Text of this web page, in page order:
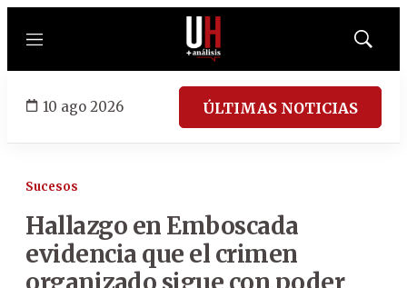
Menú
Mostrar
10 ago 2026 ÚLTIMAS NOTICIAS
Sucesos
Hallazgo en Emboscada
evidencia que el crimen